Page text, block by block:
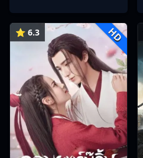
⭐ 6.3 HD